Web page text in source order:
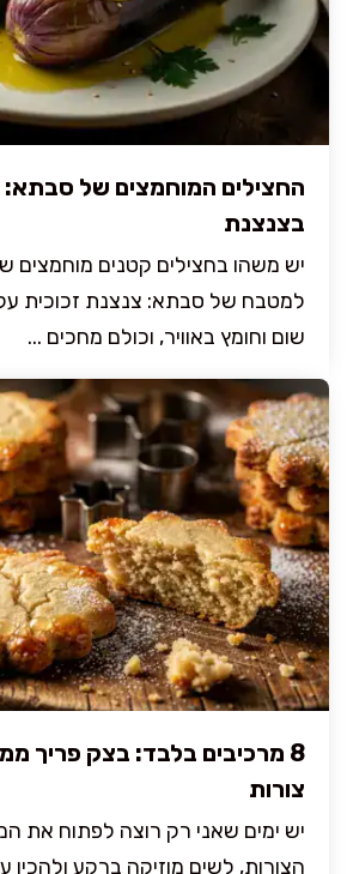
החצילים המוחמצים של סבתא:
בצנצנת
יש משהו בחצילים קטנים מוחמצים
למטבח של סבתא: צנצנת זכוכית
שום וחומץ באוויר, וכולם מחכים ...
8 מרכיבים בלבד: בצק פריך
צורות
יש ימים שאני רק רוצה לפתוח את
הצורות, לשים מוזיקה ברקע ולהכין